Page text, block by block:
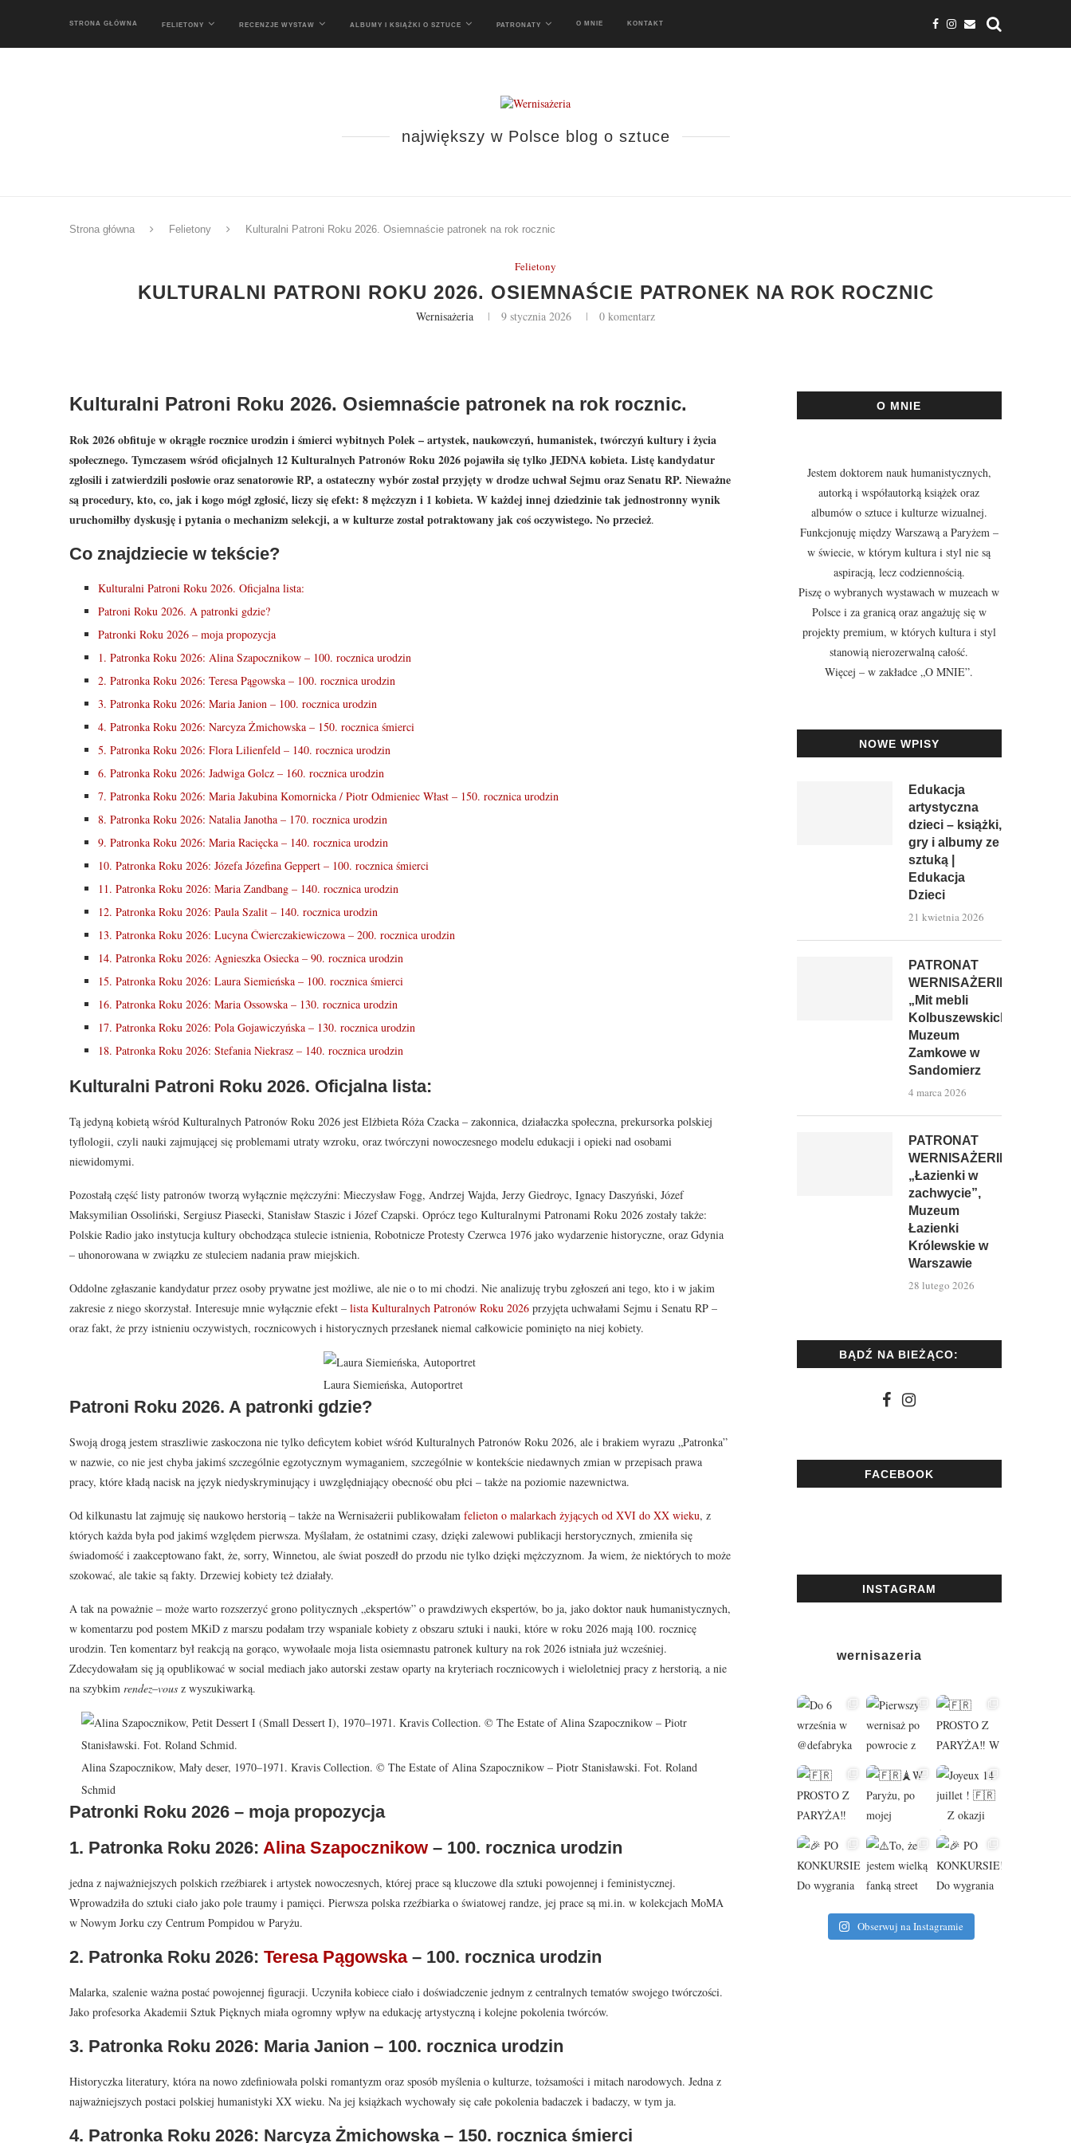
STRONA GŁÓWNA FELIETONY RECENZJE WYSTAW ALBUMY I KSIĄŻKI O SZTUCE PATRONATY O MNIE KONTAKT
największy w Polsce blog o sztuce
Strona główna Felietony Kulturalni Patroni Roku 2026. Osiemnaście patronek na rok rocznic
Felietony
KULTURALNI PATRONI ROKU 2026. OSIEMNAŚCIE PATRONEK NA ROK ROCZNIC
Wernisażeria 9 stycznia 2026 0 komentarz
Kulturalni Patroni Roku 2026. Osiemnaście patronek na rok rocznic.
Rok 2026 obfituje w okrągłe rocznice urodzin i śmierci wybitnych Polek – artystek, naukowczyń, humanistek, twórczyń kultury i życia
społecznego. Tymczasem wśród oficjalnych 12 Kulturalnych Patronów Roku 2026 pojawiła się tylko JEDNA kobieta. Listę kandydatur
zgłosili i zatwierdzili posłowie oraz senatorowie RP, a ostateczny wybór został przyjęty w drodze uchwał Sejmu oraz Senatu RP. Nieważne
są procedury, kto, co, jak i kogo mógł zgłosić, liczy się efekt: 8 mężczyzn i 1 kobieta. W każdej innej dziedzinie tak jednostronny wynik
uruchomiłby dyskusję i pytania o mechanizm selekcji, a w kulturze został potraktowany jak coś oczywistego. No przecież.
Co znajdziecie w tekście?
Kulturalni Patroni Roku 2026. Oficjalna lista:
Patroni Roku 2026. A patronki gdzie?
Patronki Roku 2026 – moja propozycja
1. Patronka Roku 2026: Alina Szapocznikow – 100. rocznica urodzin
2. Patronka Roku 2026: Teresa Pągowska – 100. rocznica urodzin
3. Patronka Roku 2026: Maria Janion – 100. rocznica urodzin
4. Patronka Roku 2026: Narcyza Żmichowska – 150. rocznica śmierci
5. Patronka Roku 2026: Flora Lilienfeld – 140. rocznica urodzin
6. Patronka Roku 2026: Jadwiga Golcz – 160. rocznica urodzin
7. Patronka Roku 2026: Maria Jakubina Komornicka / Piotr Odmieniec Włast – 150. rocznica urodzin
8. Patronka Roku 2026: Natalia Janotha – 170. rocznica urodzin
9. Patronka Roku 2026: Maria Racięcka – 140. rocznica urodzin
10. Patronka Roku 2026: Józefa Józefina Geppert – 100. rocznica śmierci
11. Patronka Roku 2026: Maria Zandbang – 140. rocznica urodzin
12. Patronka Roku 2026: Paula Szalit – 140. rocznica urodzin
13. Patronka Roku 2026: Lucyna Ćwierczakiewiczowa – 200. rocznica urodzin
14. Patronka Roku 2026: Agnieszka Osiecka – 90. rocznica urodzin
15. Patronka Roku 2026: Laura Siemieńska – 100. rocznica śmierci
16. Patronka Roku 2026: Maria Ossowska – 130. rocznica urodzin
17. Patronka Roku 2026: Pola Gojawiczyńska – 130. rocznica urodzin
18. Patronka Roku 2026: Stefania Niekrasz – 140. rocznica urodzin
Kulturalni Patroni Roku 2026. Oficjalna lista:
Tą jedyną kobietą wśród Kulturalnych Patronów Roku 2026 jest Elżbieta Róża Czacka – zakonnica, działaczka społeczna, prekursorka polskiej
tyflologii, czyli nauki zajmującej się problemami utraty wzroku, oraz twórczyni nowoczesnego modelu edukacji i opieki nad osobami
niewidomymi.
Pozostałą część listy patronów tworzą wyłącznie mężczyźni: Mieczysław Fogg, Andrzej Wajda, Jerzy Giedroyc, Ignacy Daszyński, Józef
Maksymilian Ossoliński, Sergiusz Piasecki, Stanisław Staszic i Józef Czapski. Oprócz tego Kulturalnymi Patronami Roku 2026 zostały także:
Polskie Radio jako instytucja kultury obchodząca stulecie istnienia, Robotnicze Protesty Czerwca 1976 jako wydarzenie historyczne, oraz Gdynia
– uhonorowana w związku ze stuleciem nadania praw miejskich.
Oddolne zgłaszanie kandydatur przez osoby prywatne jest możliwe, ale nie o to mi chodzi. Nie analizuję trybu zgłoszeń ani tego, kto i w jakim
zakresie z niego skorzystał. Interesuje mnie wyłącznie efekt – lista Kulturalnych Patronów Roku 2026 przyjęta uchwałami Sejmu i Senatu RP –
oraz fakt, że przy istnieniu oczywistych, rocznicowych i historycznych przesłanek niemal całkowicie pominięto na niej kobiety.
Laura Siemieńska, Autoportret
Patroni Roku 2026. A patronki gdzie?
Swoją drogą jestem straszliwie zaskoczona nie tylko deficytem kobiet wśród Kulturalnych Patronów Roku 2026, ale i brakiem wyrazu „Patronka”
w nazwie, co nie jest chyba jakimś szczególnie egzotycznym wymaganiem, szczególnie w kontekście niedawnych zmian w przepisach prawa
pracy, które kładą nacisk na język niedyskryminujący i uwzględniający obecność obu płci – także na poziomie nazewnictwa.
Od kilkunastu lat zajmuję się naukowo herstorią – także na Wernisażerii publikowałam felieton o malarkach żyjących od XVI do XX wieku, z
których każda była pod jakimś względem pierwsza. Myślałam, że ostatnimi czasy, dzięki zalewowi publikacji herstorycznych, zmieniła się
świadomość i zaakceptowano fakt, że, sorry, Winnetou, ale świat poszedł do przodu nie tylko dzięki mężczyznom. Ja wiem, że niektórych to może
szokować, ale takie są fakty. Drzewiej kobiety też działały.
A tak na poważnie – może warto rozszerzyć grono politycznych „ekspertów” o prawdziwych ekspertów, bo ja, jako doktor nauk humanistycznych,
w komentarzu pod postem MKiD z marszu podałam trzy wspaniale kobiety z obszaru sztuki i nauki, które w roku 2026 mają 100. rocznicę
urodzin. Ten komentarz był reakcją na gorąco, wywołaale moja lista osiemnastu patronek kultury na rok 2026 istniała już wcześniej.
Zdecydowałam się ją opublikować w social mediach jako autorski zestaw oparty na kryteriach rocznicowych i wieloletniej pracy z herstorią, a nie
na szybkim rendez–vous z wyszukiwarką.
Alina Szapocznikow, Mały deser, 1970–1971. Kravis Collection. © The Estate of Alina Szapocznikow – Piotr Stanisławski. Fot. Roland
Schmid
Patronki Roku 2026 – moja propozycja
1. Patronka Roku 2026: Alina Szapocznikow – 100. rocznica urodzin
jedna z najważniejszych polskich rzeźbiarek i artystek nowoczesnych, której prace są kluczowe dla sztuki powojennej i feministycznej.
Wprowadziła do sztuki ciało jako pole traumy i pamięci. Pierwsza polska rzeźbiarka o światowej randze, jej prace są mi.in. w kolekcjach MoMA
w Nowym Jorku czy Centrum Pompidou w Paryżu.
2. Patronka Roku 2026: Teresa Pągowska– 100. rocznica urodzin
Malarka, szalenie ważna postać powojennej figuracji. Uczyniła kobiece ciało i doświadczenie jednym z centralnych tematów swojego twórczości.
Jako profesorka Akademii Sztuk Pięknych miała ogromny wpływ na edukację artystyczną i kolejne pokolenia twórców.
3. Patronka Roku 2026: Maria Janion – 100. rocznica urodzin
Historyczka literatury, która na nowo zdefiniowała polski romantyzm oraz sposób myślenia o kulturze, tożsamości i mitach narodowych. Jedna z
najważniejszych postaci polskiej humanistyki XX wieku. Na jej książkach wychowały się całe pokolenia badaczek i badaczy, w tym ja.
4. Patronka Roku 2026: Narcyza Żmichowska – 150. rocznica śmierci
O MNIE
Jestem doktorem nauk humanistycznych,
autorką i współautorką książek oraz
albumów o sztuce i kulturze wizualnej.
Funkcjonuję między Warszawą a Paryżem –
w świecie, w którym kultura i styl nie są
aspiracją, lecz codziennością.
Piszę o wybranych wystawach w muzeach w
Polsce i za granicą oraz angażuję się w
projekty premium, w których kultura i styl
stanowią nierozerwalną całość.
Więcej – w zakładce„O MNIE”.
NOWE WPISY
Edukacja
artystyczna
dzieci – książki,
gry i albumy ze
sztuką |
Edukacja
Dzieci
21 kwietnia 2026
PATRONAT
WERNISAŻERII:
„Mit mebli
Kolbuszewskich”,
Muzeum
Zamkowe w
Sandomierz
4 marca 2026
PATRONAT
WERNISAŻERII:
„Łazienki w
zachwycie”,
Muzeum
Łazienki
Królewskie w
Warszawie
28 lutego 2026
BĄDŹ NA BIEŻĄCO:
FACEBOOK
INSTAGRAM
wernisazeria
Obserwuj na Instagramie